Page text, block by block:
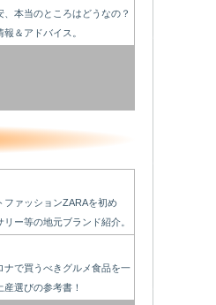
、本当のところはどうなの？
＆アドバイス。
ファッションZARAを初め
ー等の地元ブランド紹介。
ナで買うべきグルメ食品を一
選びの参考書！